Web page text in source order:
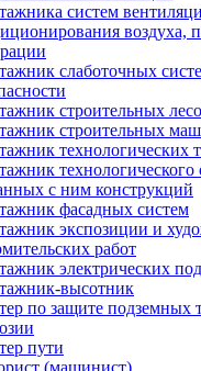
систем
воздуха,
слаботочных
строительных
строительных
технологических
технологического
с ним конструкций
фасадных систем
экспозиции и
работ
электрических
высотник
по защите подземных
пути
(машинист)